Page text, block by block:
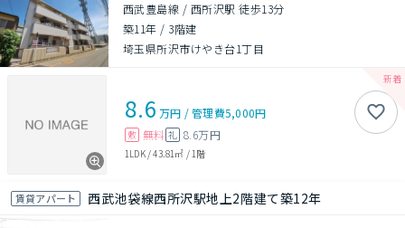
西武豊島線 / 西所沢駅 徒歩13分
築11年 / 3階建
埼玉県所沢市けやき台1丁目
8.6 万円 /管理費5,000円
敷 無料 礼 8.6万円
1LDK/43.81㎡ / 1階
賃貸アパート 西武池袋線西所沢駅地上2階建て築12年